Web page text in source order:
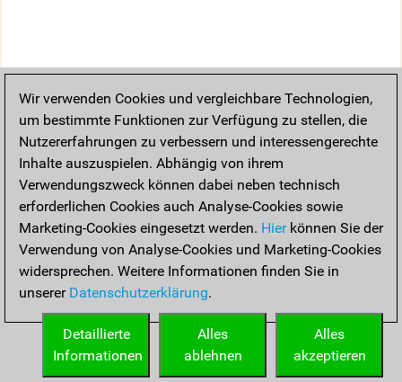
Wir verwenden Cookies und vergleichbare Technologien,
um bestimmte Funktionen zur Verfügung zu stellen, die
Nutzererfahrungen zu verbessern und interessengerechte
Inhalte auszuspielen. Abhängig von ihrem
Verwendungszweck können dabei neben technisch
erforderlichen Cookies auch Analyse-Cookies sowie
Marketing-Cookies eingesetzt werden. Hierkönnen Sie der
Verwendung von Analyse-Cookies und Marketing-Cookies
widersprechen. Weitere Informationen finden Sie in
unserer Datenschutzerklärung.
Alles
akzeptieren
Alles
ablehnen
Detaillierte
Informationen